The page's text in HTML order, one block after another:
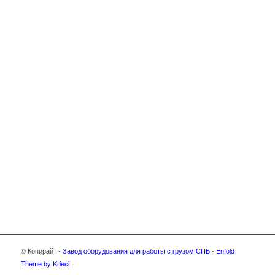
© Копирайт - Завод оборудования для работы с грузом СПБ- Enfold
Theme by Kriesi